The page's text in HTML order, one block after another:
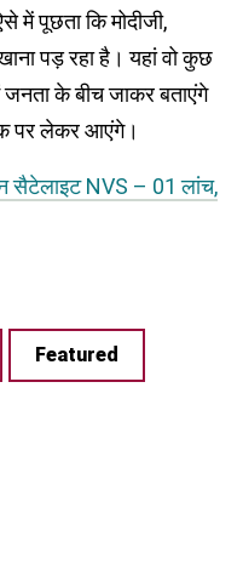
में पूछता कि मोदीजी,
पड़ रहा है। यहां वो कुछ
के बीच जाकर बताएंगे
पर लेकर आएंगे।
सैटेलाइट NVS – 01 लांच,
Featured